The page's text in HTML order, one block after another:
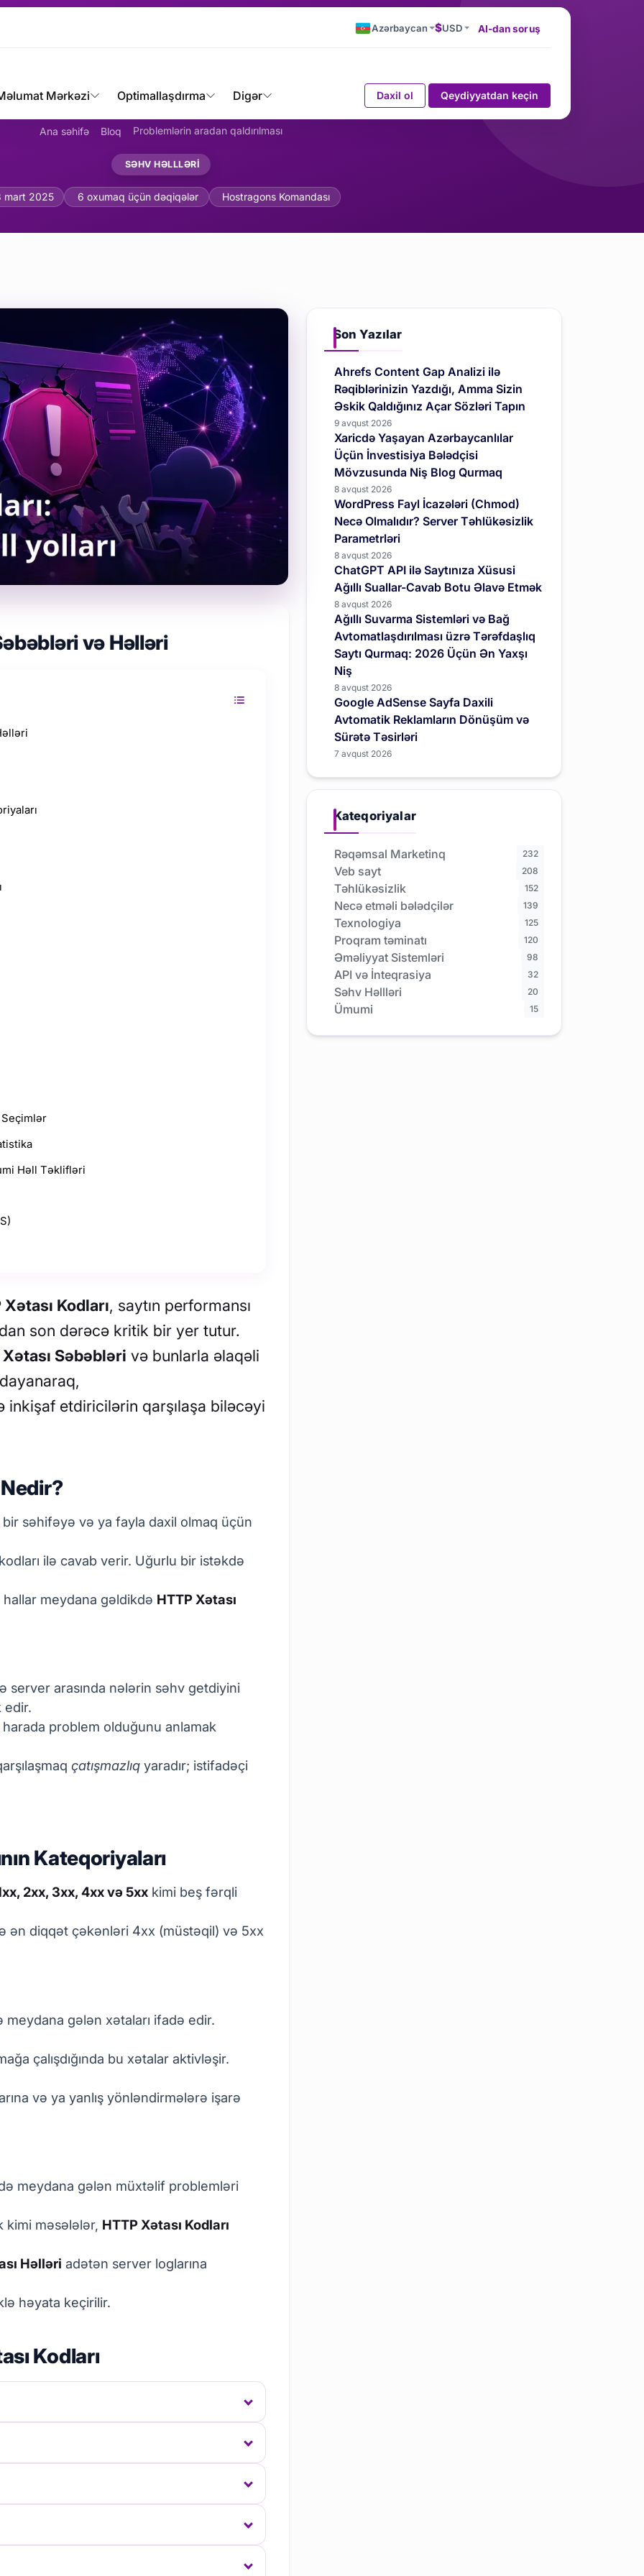
Azərbaycan $USD AI-dan soruş
Mərkəzi Optimallaşdırma Digər Daxil ol Qeydiyyatdan keçin
Ana səhifə Bloq Problemlərin aradan qaldırılması
SƏHV HƏLLLƏRI
Kodları: Səbəbləri və Həlləri
mart 2025 6 oxumaq üçün dəqiqələr Hostragons Komandası
və Həlləri
Həll Təklifləri
Kodları, saytın performansı
son dərəcə kritik bir yer tutur.
Səbəbləri və bunlarla əlaqəli
etdiricilərin qarşılaşa biləcəyi
Nedir?
səhifəyə və ya fayla daxil olmaq üçün
ilə cavab verir. Uğurlu bir istəkdə
meydana gəldikdə HTTP Xətası
server arasında nələrin səhv getdiyini
edir.
harada problem olduğunu anlamak
çatışmazlıq yaradır; istifadəçi
Kateqoriyaları
2xx, 3xx, 4xx və 5xx kimi beş fərqli
ən diqqət çəkənləri 4xx (müstəqil) və 5xx
gələn xətaları ifadə edir.
çalışdığında bu xətalar aktivləşir.
və ya yanlış yönləndirmələrə işarə
meydana gələn müxtəlif problemləri
kimi məsələlər, HTTP Xətası Kodları
Həlləri adətən server loglarına
həyata keçirilir.
Kodları
Son Yazılar
Ahrefs Content Gap Analizi ilə
Rəqiblərinizin Yazdığı, Amma Sizin
Əskik Qaldığınız Açar Sözləri Tapın
9 avqust 2026
Xaricdə Yaşayan Azərbaycanlılar
Üçün İnvestisiya Bələdçisi
Mövzusunda Niş Blog Qurmaq
8 avqust 2026
WordPress Fayl İcazələri (Chmod)
Necə Olmalıdır? Server Təhlükəsizlik
Parametrləri
8 avqust 2026
ChatGPT API ilə Saytınıza Xüsusi
Ağıllı Suallar-Cavab Botu Əlavə Etmək
8 avqust 2026
Ağıllı Suvarma Sistemləri və Bağ
Avtomatlaşdırılması üzrə Tərəfdaşlıq
Saytı Qurmaq: 2026 Üçün Ən Yaxşı
Niş
8 avqust 2026
Google AdSense Sayfa Daxili
Avtomatik Reklamların Dönüşüm və
Sürətə Təsirləri
7 avqust 2026
Kateqoriyalar
Rəqəmsal Marketinq 232
Veb sayt 208
Təhlükəsizlik 152
Necə etməli bələdçilər 139
Texnologiya 125
Proqram təminatı 120
Əməliyyat Sistemləri 98
API və İnteqrasiya 32
Səhv Həllləri 20
Ümumi 15